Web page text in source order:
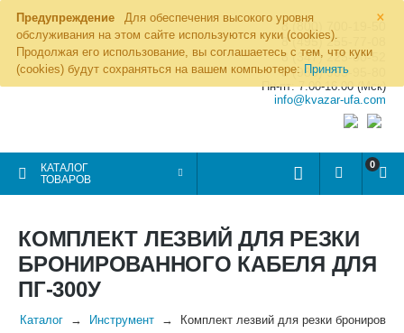
×
Предупреждение
Для обеспечения высокого уровня
обслуживания на этом сайте используются куки (cookies).
Продолжая его использование, вы соглашаетесь с тем, что куки
(cookies) будут сохраняться на вашем компьютере: Принять
8 (800) 700-19-50
8 (495) 255-77-08
8 (347) 225-00-52
8 (986) 963-95-80
Пн-пт: 7.00-16.00 (Мск)
info@kvazar-ufa.com
КАТАЛОГ
ТОВАРОВ
0
КОМПЛЕКТ ЛЕЗВИЙ ДЛЯ РЕЗКИ
БРОНИРОВАННОГО КАБЕЛЯ ДЛЯ
ПГ-300У
Каталог Инструмент Комплект лезвий для резки